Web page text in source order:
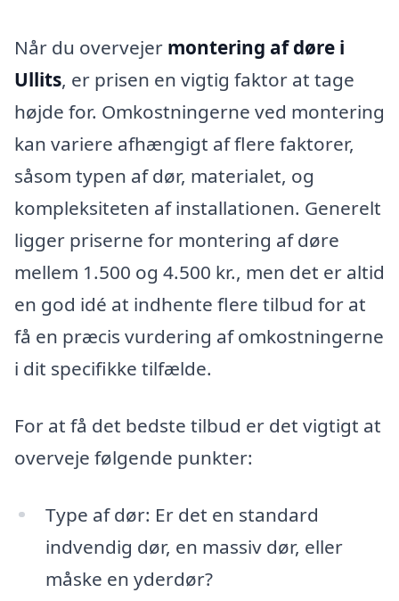
Når du overvejer montering af døre i
Ullits, er prisen en vigtig faktor at tage
højde for. Omkostningerne ved montering
kan variere afhængigt af flere faktorer,
såsom typen af dør, materialet, og
kompleksiteten af installationen. Generelt
ligger priserne for montering af døre
mellem 1.500 og 4.500 kr., men det er altid
en god idé at indhente flere tilbud for at
få en præcis vurdering af omkostningerne
i dit specifikke tilfælde.
For at få det bedste tilbud er det vigtigt at
overveje følgende punkter:
Type af dør: Er det en standard
indvendig dør, en massiv dør, eller
måske en yderdør?